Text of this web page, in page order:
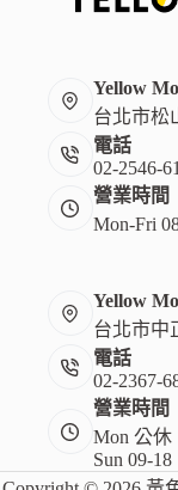
Yellow
台北市松
電話
02-2546-
營業時間
Mon-Fri
Yellow
台北市中
電話
02-2367-
營業時間
Mon 公休
Sun 09-18